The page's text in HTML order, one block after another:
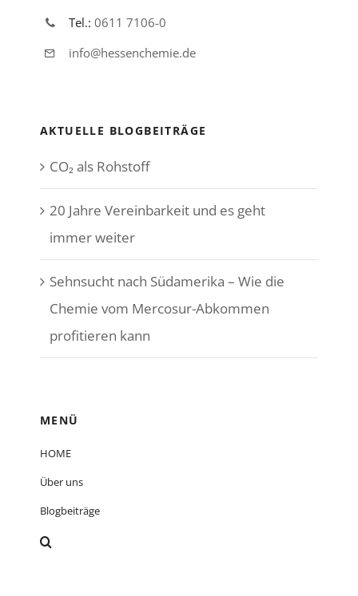
Tel.: 0611 7106-0
info@hessenchemie.de
AKTUELLE BLOGBEITRÄGE
CO₂ als Rohstoff
20 Jahre Vereinbarkeit und es geht
immer weiter
Sehnsucht nach Südamerika – Wie die
Chemie vom Mercosur-Abkommen
profitieren kann
MENÜ
HOME
Über uns
Blogbeiträge